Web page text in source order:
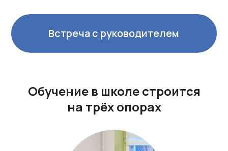
Встреча с руководителем
Обучение в школе строится
на трёх опорах